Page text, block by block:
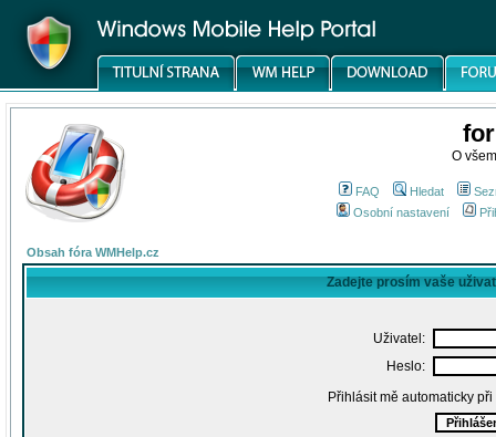
O
FAQ Hledat
Osobní nastavení
Obsah fóra WMHelp.cz
Zadejte prosím vaše
Uživatel:
Heslo:
Přihlásit mě automaticky